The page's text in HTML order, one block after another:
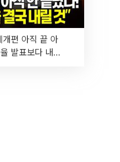
개편 아직 끝 아
발표보다 내릴